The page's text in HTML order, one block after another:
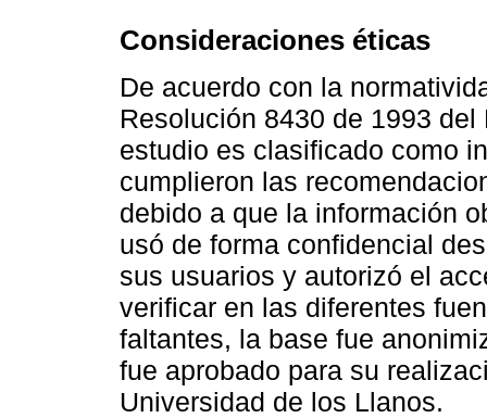
Consideraciones éticas
De acuerdo con la
Resolución 8430 de 1993
estudio es clasificado como
cumplieron las
debido a que la información
usó de forma confidencial
sus usuarios y autorizó el
verificar en las diferentes
faltantes, la base fue
fue aprobado para su
Universidad de los Llanos.